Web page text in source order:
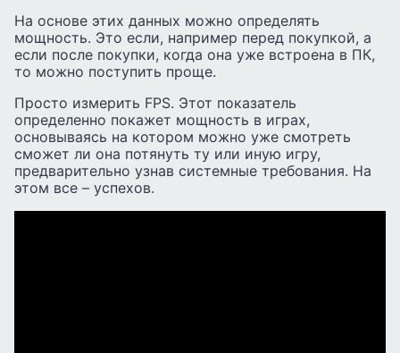
На основе этих данных можно определять
мощность. Это если, например перед покупкой, а
если после покупки, когда она уже встроена в ПК,
то можно поступить проще.
Просто измерить FPS. Этот показатель
определенно покажет мощность в играх,
основываясь на котором можно уже смотреть
сможет ли она потянуть ту или иную игру,
предварительно узнав системные требования. На
этом все – успехов.